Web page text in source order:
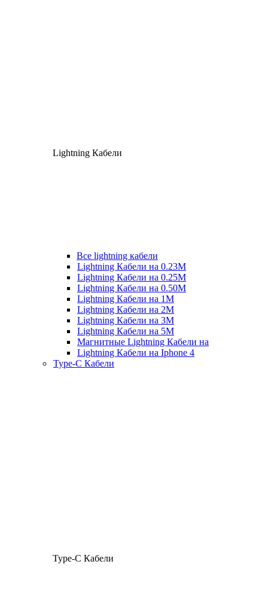
Lightning Кабели
Все lightning кабели
Lightning Кабели на 0.23М
Lightning Кабели на 0.25М
Lightning Кабели на 0.50М
Lightning Кабели на 1М
Lightning Кабели на 2М
Lightning Кабели на 3М
Lightning Кабели на 5М
Магнитные Lightning Кабели на
Lightning Кабели на Iphone 4
Type-C Кабели
Type-C Кабели